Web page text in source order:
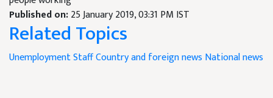
Published on:25 January 2019, 03:31 PM IST
Related Topics
UnemploymentStaffCountry and foreign news National news